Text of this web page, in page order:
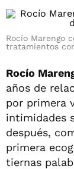
Rocío Marengo
tratamientos
Rocío
años de
por primera
intimidades
después,
primera
tiernas